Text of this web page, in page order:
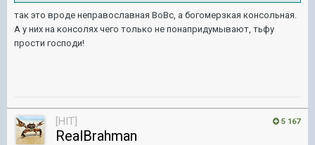
так это вроде неправославная ВоВс, а богомерзкая консольная.
А у них на консолях чего только не понапридумывают, тьфу
прости господи!
5 167
[HIT]
RealBrahman